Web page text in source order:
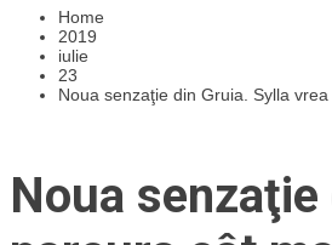
Home
2019
iulie
23
Noua senzaţie din Gruia. Sylla
Noua